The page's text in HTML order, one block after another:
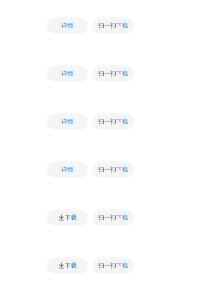
详情 扫一扫下载
详情 扫一扫下载
详情 扫一扫下载
详情 扫一扫下载
下载 扫一扫下载
下载 扫一扫下载